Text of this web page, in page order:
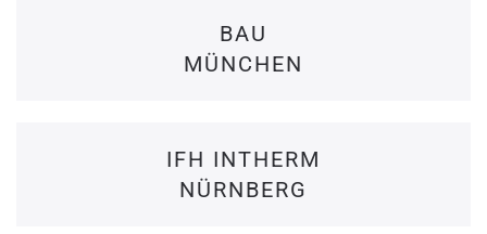
BAU
MÜNCHEN
IFH INTHERM
NÜRNBERG